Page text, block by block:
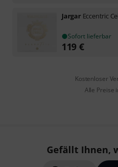
Jargar Eccentric
Sofort lieferbar
119 €
Kostenloser
Alle Preise
Gefällt Ihnen,